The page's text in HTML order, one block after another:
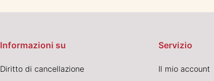
Informazioni su
Diritto di cancellazione
Servizio
Il mio account